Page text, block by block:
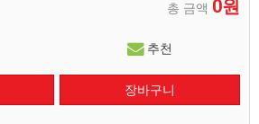
총 금액 0원
추천